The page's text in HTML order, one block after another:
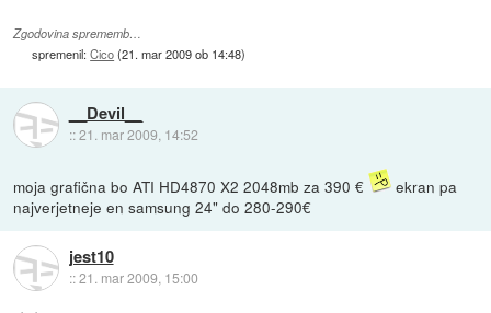
Zgodovina sprememb…
spremenil:Cico(21. mar 2009 ob 14:48)
__Devil__
::21. mar 2009, 14:52
moja grafična bo ATI HD4870 X2 2048mb za 390 €
ekran pa
najverjetneje en samsung 24" do 280-290€
jest10
::21. mar 2009, 15:00